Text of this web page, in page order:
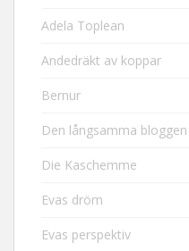
Adela Toplean
Andedräkt av koppar
Bernur
Den långsamma bloggen
Die Kaschemme
Evas dröm
Evas perspektiv